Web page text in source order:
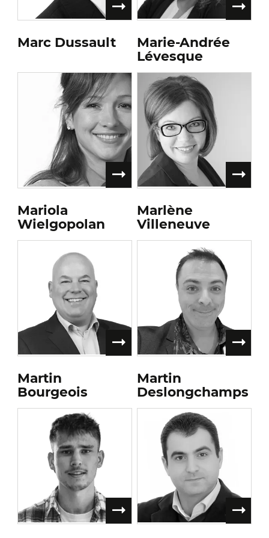
Marc Dussault
Marie-Andrée
Lévesque
Mariola
Wielgopolan
Marlène
Villeneuve
Martin
Bourgeois
Martin
Deslongchamps